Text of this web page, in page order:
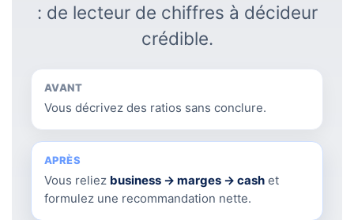
: de lecteur de chiffres à décideur
crédible.
AVANT
Vous décrivez des ratios sans conclure.
APRÈS
Vous reliez business → marges → cash et
formulez une recommandation nette.